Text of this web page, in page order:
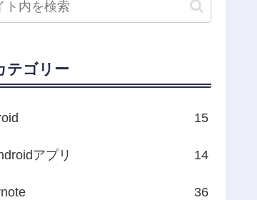
テゴリー
15
アプリ 14
36